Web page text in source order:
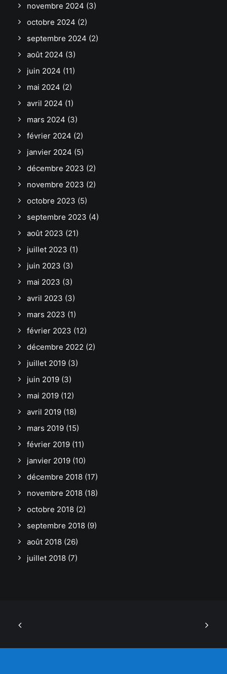
novembre 2024 (3)
octobre 2024 (2)
septembre 2024 (2)
août 2024 (3)
juin 2024 (11)
mai 2024 (2)
avril 2024 (1)
mars 2024 (3)
février 2024 (2)
janvier 2024 (5)
décembre 2023 (2)
novembre 2023 (2)
octobre 2023 (5)
septembre 2023 (4)
août 2023 (21)
juillet 2023 (1)
juin 2023 (3)
mai 2023 (3)
avril 2023 (3)
mars 2023 (1)
février 2023 (12)
décembre 2022 (2)
juillet 2019 (3)
juin 2019 (3)
mai 2019 (12)
avril 2019 (18)
mars 2019 (15)
février 2019 (11)
janvier 2019 (10)
décembre 2018 (17)
novembre 2018 (18)
octobre 2018 (2)
septembre 2018 (9)
août 2018 (26)
juillet 2018 (7)